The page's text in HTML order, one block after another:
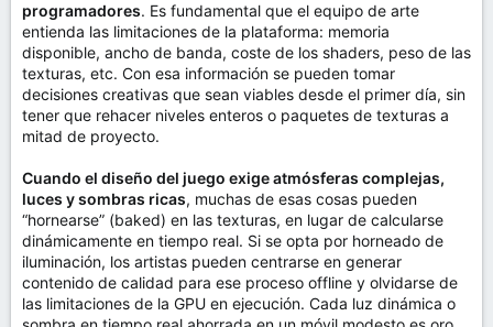
programadores. Es fundamental que el equipo de arte
entienda las limitaciones de la plataforma: memoria
disponible, ancho de banda, coste de los shaders, peso de las
texturas, etc. Con esa información se pueden tomar
decisiones creativas que sean viables desde el primer día, sin
tener que rehacer niveles enteros o paquetes de texturas a
mitad de proyecto.
Cuando el diseño del juego exige atmósferas complejas,
luces y sombras ricas, muchas de esas cosas pueden
“hornearse” (baked) en las texturas, en lugar de calcularse
dinámicamente en tiempo real. Si se opta por horneado de
iluminación, los artistas pueden centrarse en generar
contenido de calidad para ese proceso offline y olvidarse de
las limitaciones de la GPU en ejecución. Cada luz dinámica o